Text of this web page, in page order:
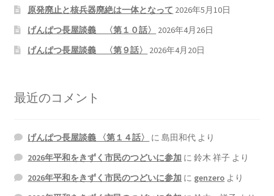
原発廃止と核兵器廃絶は一体となって 2026年5月10日
げんぱつ長屋談義 〈第１０話〉
2026年4月26日
げんぱつ長屋談義 〈第９話〉
2026年4月20日
最近のコメント
げんぱつ長屋談義 〈第１４話〉 に島田和代 より
2026年平和をきずく市民のつどいに参加 に鈴木 祥子 より
2026年平和をきずく市民のつどいに参加 に genzero より